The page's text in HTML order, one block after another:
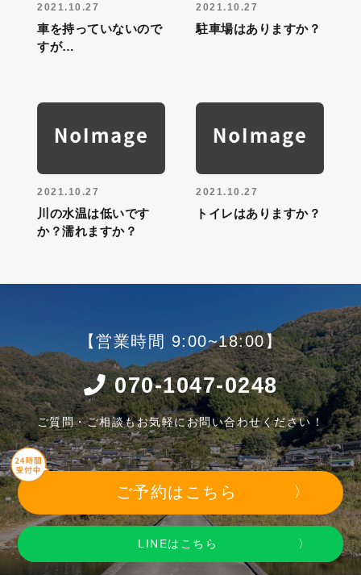
2021.10.27
車を持っていないので
すが…
2021.10.27
駐車場はありますか？
2021.10.27
川の水温は低いです
か？濡れますか？
2021.10.27
トイレはありますか？
【営業時間 9:00~18:00】
070-1047-0248
ご質問・ご相談もお気軽にお問い合わせください！
ご予約はこちら
LINEはこちら